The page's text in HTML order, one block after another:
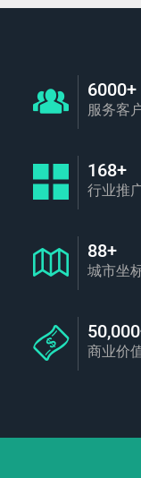
6000+
服务客
168+
行业推
88+
城市坐
商业价